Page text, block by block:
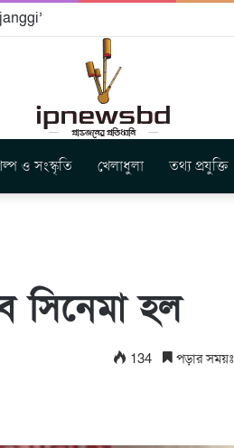
ও সংস্কৃতি খেলাধুলা তথ্য প্রযুক্তি
সিনেমা হল
134 পড়ার